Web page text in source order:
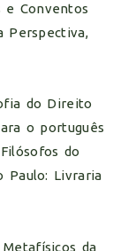
e Conventos
Perspectiva,
do Direito
o português
do
Paulo: Livraria
da